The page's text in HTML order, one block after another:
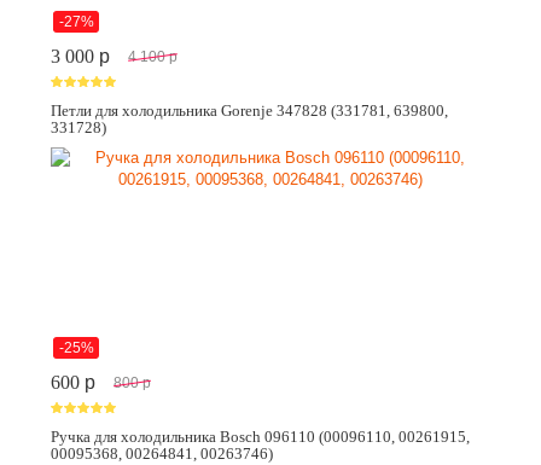
-27%
3 000 p 4 100 p
Петли для холодильника Gorenje 347828 (331781, 639800,
331728)
-25%
600 p 800 p
Ручка для холодильника Bosch 096110 (00096110, 00261915,
00095368, 00264841, 00263746)